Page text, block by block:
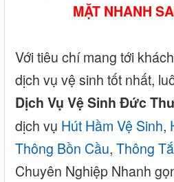
MẶT NHANH
Với tiêu chí mang tới
dịch vụ vệ sinh tốt nhất,
Dịch Vụ Vệ Sinh Đức
dịch vụ Hút Hầm Vệ Sinh,
Thông Bồn Cầu, Thông
Chuyên Nghiệp Nhanh